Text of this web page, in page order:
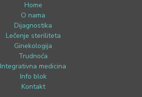
Home
O nama
Dijagnostika
Lečenje steriliteta
Ginekologija
Trudnoća
Integrativna medicina
Info blok
Kontakt